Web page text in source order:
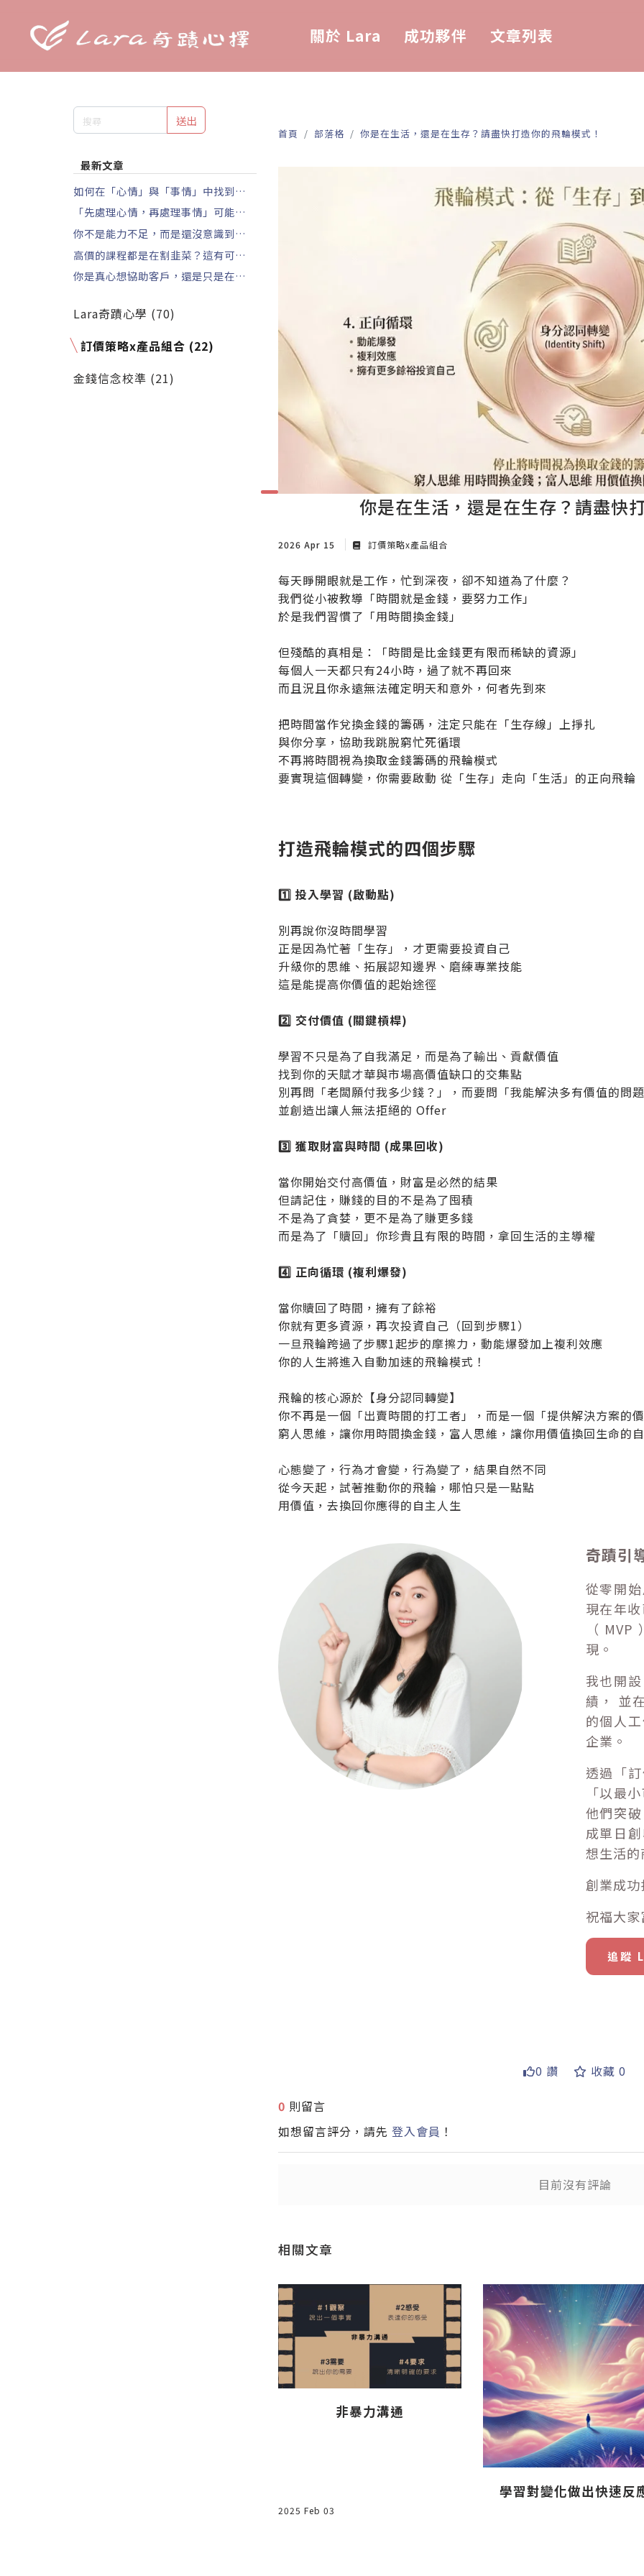
關於 Lara 成功夥伴 文章列表
送出
最新文章
如何在「心情」與「事情」中找到平
衡？三個立即可用的方法
「先處理心情，再處理事情」可能正在
拖垮你的進度
你不是能力不足，而是還沒意識到繼續
拖延的代價
高價的課程都是在割韭菜？這有可能是
你自己造成的
你是真心想協助客戶，還是只是在消除
Lara奇蹟心學 (70)
訂價策略x產品組合 (22)
金錢信念校準 (21)
首頁 部落格 你是在生活，還是在生存？請盡快打造你的飛輪模式！
你是在生活，還是在生存？請盡快
2026 Apr 15 訂價策略x產品組合
每天睜開眼就是工作，忙到深夜，卻不知道為了什麼？
我們從小被教導「時間就是金錢，要努力工作」
於是我們習慣了「用時間換金錢」
但殘酷的真相是：「時間是比金錢更有限而稀缺的資源」
每個人一天都只有24小時，過了就不再回來
而且況且你永遠無法確定明天和意外，何者先到來
把時間當作兌換金錢的籌碼，注定只能在「生存線」上掙扎
與你分享，協助我跳脫窮忙死循環
不再將時間視為換取金錢籌碼的飛輪模式
要實現這個轉變，你需要啟動 從「生存」走向「生活」的正向飛輪
打造飛輪模式的四個步驟
1️⃣ 投入學習 (啟動點)
別再說你沒時間學習
正是因為忙著「生存」，才更需要投資自己
升級你的思維、拓展認知邊界、磨練專業技能
這是能提高你價值的起始途徑
2️⃣ 交付價值 (關鍵槓桿)
學習不只是為了自我滿足，而是為了輸出、貢獻價值
找到你的天賦才華與市場高價值缺口的交集點
別再問「老闆願付我多少錢？」，而要問「我能解決多有價值的問
並創造出讓人無法拒絕的 Offer
3️⃣ 獲取財富與時間 (成果回收)
當你開始交付高價值，財富是必然的結果
但請記住，賺錢的目的不是為了囤積
不是為了貪婪，更不是為了賺更多錢
而是為了「贖回」你珍貴且有限的時間，拿回生活的主導權
4️⃣ 正向循環 (複利爆發)
當你贖回了時間，擁有了餘裕
你就有更多資源，再次投資自己（回到步驟1）
一旦飛輪跨過了步驟1起步的摩擦力，動能爆發加上複利效應
你的人生將進入自動加速的飛輪模式！
飛輪的核心源於【身分認同轉變】
你不再是一個「出賣時間的打工者」，而是一個「提供解決方案的
窮人思維，讓你用時間換金錢，富人思維，讓你用價值換回生命的
心態變了，行為才會變，行為變了，結果自然不同
從今天起，試著推動你的飛輪，哪怕只是一點點
用價值，去換回你應得的自主人生
奇蹟引
從零開
現在年
（
現。
我也開
績， 並
的個人
企業。
透過「
「以最
他們突
成單日
想生活
創業成
祝福大
追蹤
0 讚 收藏 0
0 則留言
如想留言評分，請先 登入會員 ！
目前沒有評論
相關文章
非暴力溝通
2025 Feb 03
學習對變化做出快速反